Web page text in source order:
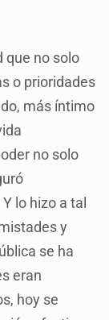
que no solo
o prioridades
más íntimo
no solo
lo hizo a tal
y
se ha
eran
hoy se